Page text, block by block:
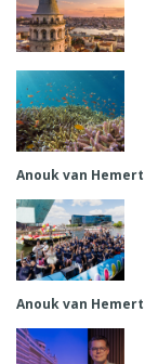
Anouk van Hemert
Anouk van Hemert